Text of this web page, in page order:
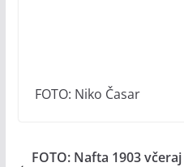
FOTO: Niko Časar
FOTO: Nafta 1903